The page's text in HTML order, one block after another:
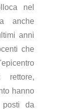
nel
anche
anni
che
rettore,
hanno
da